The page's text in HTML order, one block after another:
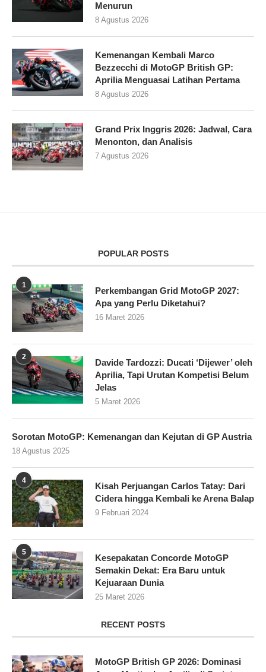
Menurun
8 Agustus 2026
Kemenangan Kembali Marco
Bezzecchi di MotoGP British GP:
Aprilia Menguasai Latihan Pertama
8 Agustus 2026
Grand Prix Inggris 2026: Jadwal, Cara
Menonton, dan Analisis
7 Agustus 2026
POPULAR POSTS
1
Perkembangan Grid MotoGP 2027:
Apa yang Perlu Diketahui?
16 Maret 2026
2
Davide Tardozzi: Ducati ‘Dijewer’ oleh
Aprilia, Tapi Urutan Kompetisi Belum
Jelas
5 Maret 2026
Sorotan MotoGP: Kemenangan dan Kejutan di GP Austria
18 Agustus 2025
4
Kisah Perjuangan Carlos Tatay: Dari
Cidera hingga Kembali ke Arena Balap
9 Februari 2024
5
Kesepakatan Concorde MotoGP
Semakin Dekat: Era Baru untuk
Kejuaraan Dunia
25 Maret 2026
RECENT POSTS
MotoGP British GP 2026: Dominasi